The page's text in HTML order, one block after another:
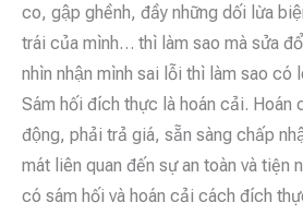
co, gập ghềnh, đầy những dối lừa
trái của mình… thì làm sao mà sửa
nhìn nhận mình sai lỗi thì làm sao có
Sám hối đích thực là hoán cải. Hoán
động, phải trả giá, sẵn sàng chấp
mát liên quan đến sự an toàn và tiện
có sám hối và hoán cải cách đích